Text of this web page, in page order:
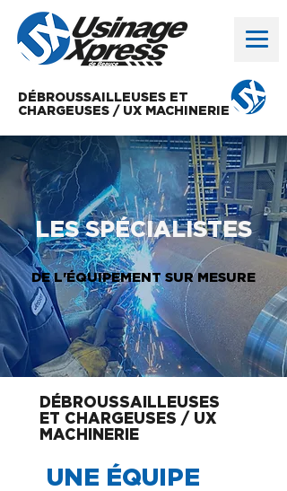
DÉBROUSSAILLEUSES ET
CHARGEUSES / UX MACHINERIE
LES SPÉCIALISTES
DE L'ÉQUIPEMENT SUR MESURE
DÉBROUSSAILLEUSES
ET CHARGEUSES / UX
MACHINERIE
UNE ÉQUIPE